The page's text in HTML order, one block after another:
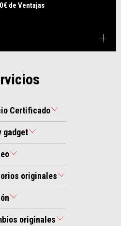
de Ventajas
Certificado
gadget
originales
originales